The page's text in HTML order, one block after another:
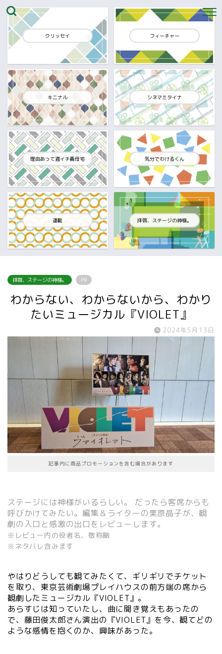
クリッセイ フィーチャー
キニナル シネマミタイナ
理由あって週イチ義母宅 気分でわけるくん
連載 拝啓、ステージの神様。
拝啓、ステージの神様。 PR
わからない、わからないから、わかり
たいミュージカル『VIOLET』
2024年5月13日
記事内に商品プロモーションを含む場合があります
ステージには神様がいるらしい。 だったら客席からも
呼びかけてみたい。編集＆ライターの栗原晶子が、観
劇の入口と感激の出口をレビューします。
※レビュー内の役者名、敬称略
※ネタバレ含みます
やはりどうしても観てみたくて、ギリギリでチケット
を取り、東京芸術劇場プレイハウスの前方端の席から
観劇したミュージカル『VIOLET』。
あらすじは知っていたし、曲に聞き覚えもあったの
で、藤田俊太郎さん演出の『VIOLET』を今、観てどの
ような感情を抱くのか、興味があった。